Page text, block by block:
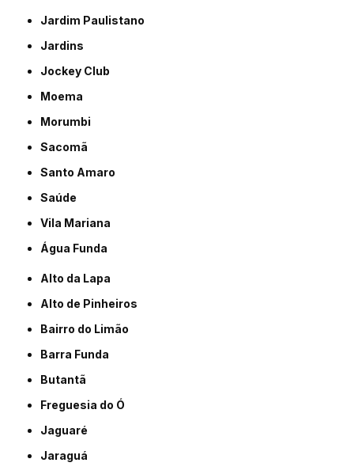
Jardim Paulistano
Jardins
Jockey Club
Moema
Morumbi
Sacomã
Santo Amaro
Saúde
Vila Mariana
Água Funda
Alto da Lapa
Alto de Pinheiros
Bairro do Limão
Barra Funda
Butantã
Freguesia do Ó
Jaguaré
Jaraguá